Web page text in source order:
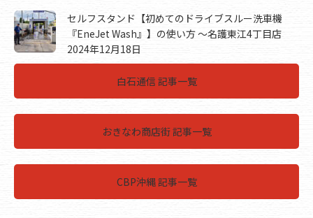
セルフスタンド【初めてのドライブスルー洗車機
『EneJet Wash』】の使い方 ～名護東江4丁目店
2024年12月18日
白石通信 記事一覧
おきなわ商店街 記事一覧
CBP沖縄 記事一覧